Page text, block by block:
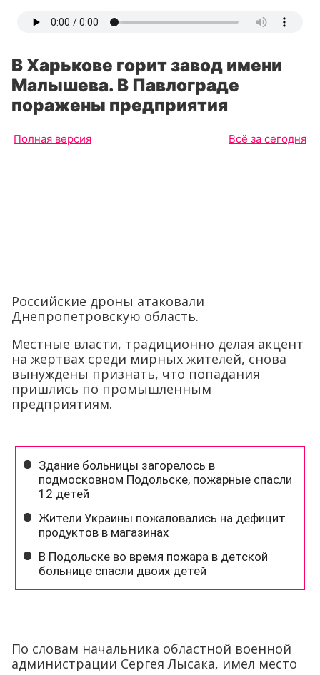
В Харькове горит завод имени
Малышева. В Павлограде
поражены предприятия
Полная версия Всё за сегодня
Российские дроны атаковали
Днепропетровскую область.
Местные власти, традиционно делая акцент
на жертвах среди мирных жителей, снова
вынуждены признать, что попадания
пришлись по промышленным
предприятиям.
По словам начальника областной военной
администрации Сергея Лысака, имел место